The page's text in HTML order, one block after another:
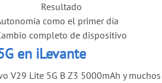
Resultado
como el primer día
completo de dispositivo
en iLevante
V29 Lite 5G B Z3 5000mAh y